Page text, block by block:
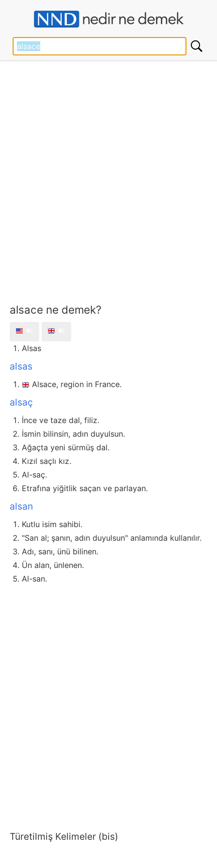
alsace ne demek?
Alsas
alsas
Alsace, region in France.
alsaç
İnce ve taze dal, filiz.
İsmin bilinsin, adın duyulsun.
Ağaçta yeni sürmüş dal.
Kızıl saçlı kız.
Al-saç.
Etrafına yiğitlik saçan ve parlayan.
alsan
Kutlu isim sahibi.
"San al; şanın, adın duyulsun" anlamında kullanılır.
Adı, sanı, ünü bilinen.
Ün alan, ünlenen.
Al-san.
Türetilmiş Kelimeler (bis)